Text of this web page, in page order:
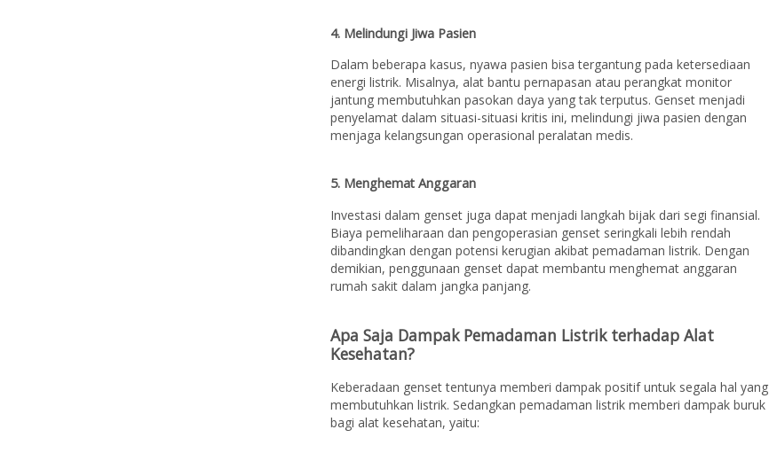
4. Melindungi Jiwa Pasien
Dalam beberapa kasus, nyawa pasien bisa tergantung pada ketersediaan
energi listrik. Misalnya, alat bantu pernapasan atau perangkat monitor
jantung membutuhkan pasokan daya yang tak terputus. Genset menjadi
penyelamat dalam situasi-situasi kritis ini, melindungi jiwa pasien dengan
menjaga kelangsungan operasional peralatan medis.
5. Menghemat Anggaran
Investasi dalam genset juga dapat menjadi langkah bijak dari segi finansial.
Biaya pemeliharaan dan pengoperasian genset seringkali lebih rendah
dibandingkan dengan potensi kerugian akibat pemadaman listrik. Dengan
demikian, penggunaan genset dapat membantu menghemat anggaran
rumah sakit dalam jangka panjang.
Apa Saja Dampak Pemadaman Listrik terhadap Alat
Kesehatan?
Keberadaan genset tentunya memberi dampak positif untuk segala hal yang
membutuhkan listrik. Sedangkan pemadaman listrik memberi dampak buruk
bagi alat kesehatan, yaitu: